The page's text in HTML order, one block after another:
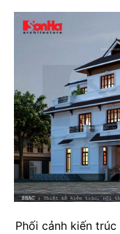
Phối cảnh kiến trúc